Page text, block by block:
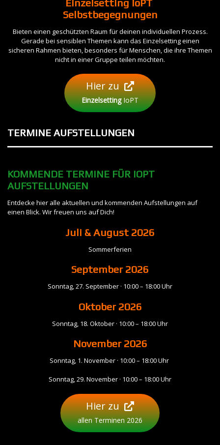
Einzelsetting IoPT
Selbstbegegnungen
Bieten einen geschützten Raum für deinen individuellen Prozess.
Gerade bei sensiblen Themen kann das Einzelsetting einen
sicheren Rahmen bieten, besonders für Menschen, die ihre Themen
nicht in einer Gruppe teilen möchten.
Hier zu
EinzelsettingIoPT
TERMINE AUFSTELLUNGEN
KOMMENDE TERMINE FÜR IOPT
AUFSTELLUNGEN
Entdecke hier alle aktuellen und kommenden Aufstellungen auf
einen Blick. Wir freuen uns auf Dich!
Juli & August 2026
Sommerferien
September2026
Sonntag, 27. September · 10:00 – 18:00 Uhr
Oktober 2026
Sonntag, 18. Oktober · 10:00 – 18:00 Uhr
November2026
Sonntag, 1. November · 10:00 – 18:00 Uhr
Sonntag, 29. November · 10:00 – 18:00 Uhr
Hier zu
allen Terminen 2026